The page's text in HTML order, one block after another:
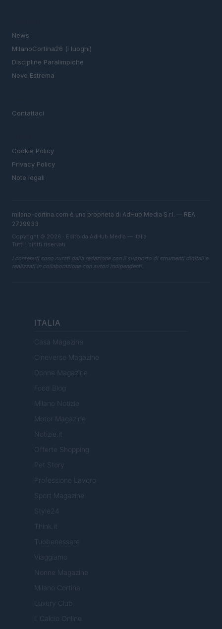
News
MIlanoCortina26 (i luoghi)
Discipline Paralimpiche
Neve Estrema
Contattaci
Cookie Policy
Privacy Policy
Note legali
milano-cortina.com è una proprietà di AdHub Media S.r.l. — REA
2729933
Copyright © 2026 · Edito da AdHub Media — Italia
Tutti i diritti riservati
I contenuti sono curati dalla redazione con il supporto di strumenti digitali e
realizzati in collaborazione con autori indipendenti.
ITALIA
Casa Magazine
Cineverse Magazine
Donne Magazine
Food Blog
Milano Notizie
Motor Magazine
Notizie.it
Offerte Shopping
Pet Story
Professione Lavoro
Sport Magazine
Style24
Think.it
Tuobenessere
Viaggiamo
Nonne Magazine
Milano Cortina
Luxury Club
Il Calcio Online